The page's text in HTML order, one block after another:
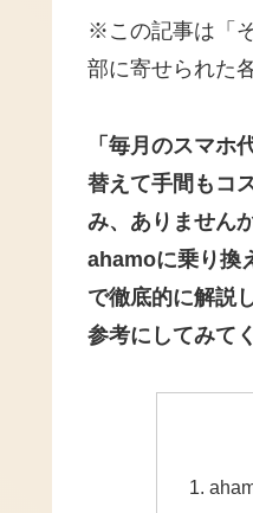
※この記事は「
部に寄せられた
「毎月のスマ
替えて手間もコ
み、ありません
ahamoに乗り換
で徹底的に解説
参考にしてみて